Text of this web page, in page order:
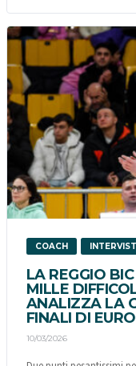
COACH
LA REGGIO
MILLE
ANALIZZA LA
FINALI DI
10/03/2026